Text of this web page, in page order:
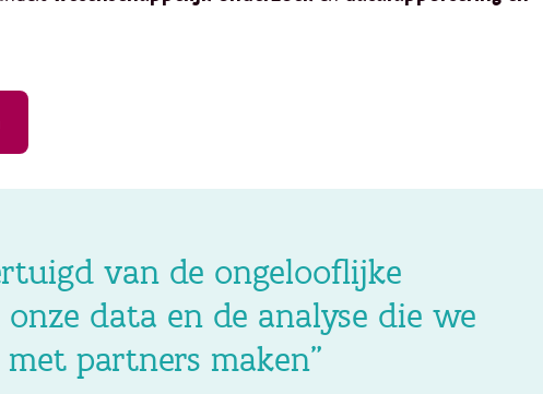
van de ongelooflijke
data en de analyse die we
met partners maken”